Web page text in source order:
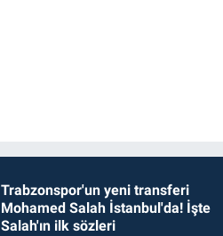
Trabzonspor'un yeni transferi
Mohamed Salah İstanbul'da! İşte
Salah'ın ilk sözleri